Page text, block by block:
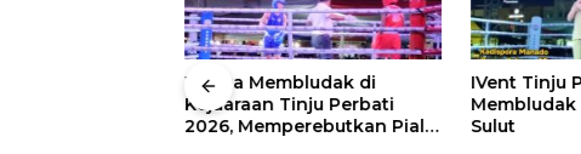
Warga Membludak di
Kejuaraan Tinju Perbati
2026, Memperebutkan Piala
IVent Tinju
Sulut